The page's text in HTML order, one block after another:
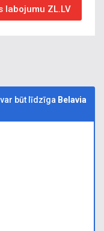
ZL.LV
būt līdzīga Belavia